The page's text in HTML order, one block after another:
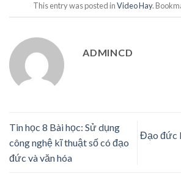
This entry was posted inVideo Hay.
ADMINCD
Tin học 8 Bài học: Sử dụng
công nghệ kĩ thuật số có đạo
đức và văn hóa
Đạo đức